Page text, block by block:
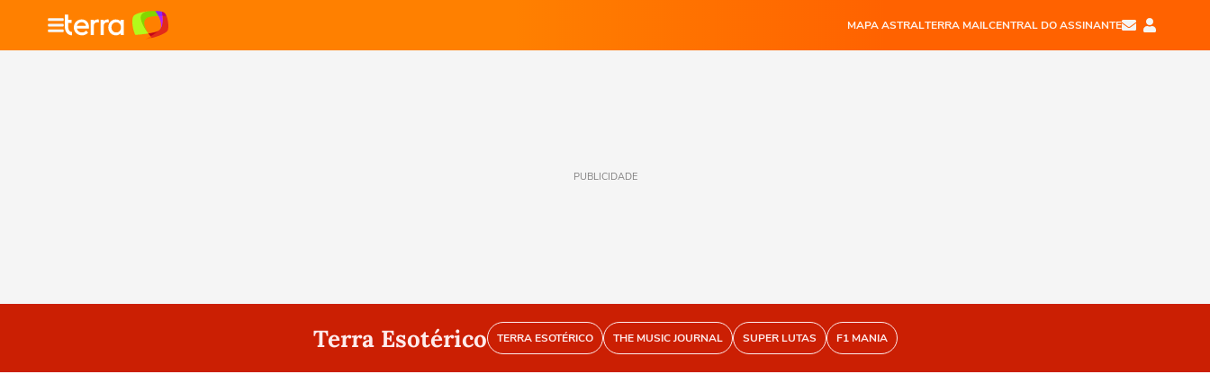
MAPA ASTRALTERRA MAILCENTRAL DO ASSINANTE
PUBLICIDADE
Terra Esotérico TERRA ESOTÉRICO THE MUSIC JOURNAL SUPER LUTAS F1 MANIA